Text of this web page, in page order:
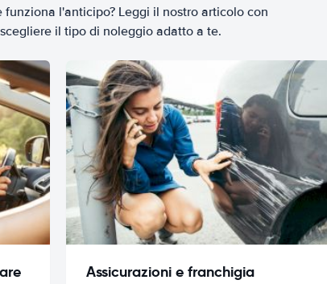
l'anticipo? Leggi il nostro articolo con
il tipo di noleggio adatto a te.
Assicurazioni e franchigia